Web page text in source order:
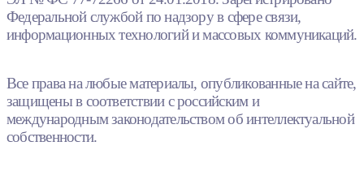
Федеральной службой по надзору в сфере связи,
информационных технологий и массовых коммуникаций.
Все права на любые материалы, опубликованные на сайте,
защищены в соответствии с российским и
международным законодательством об интеллектуальной
собственности.